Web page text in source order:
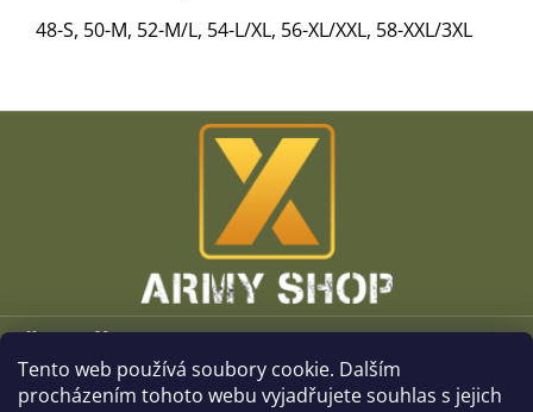
Tento web používá soubory cookie. Dalším
procházením tohoto webu vyjadřujete souhlas s jejich
48-S, 50-M, 52-M/L, 54-L/XL, 56-XL/XXL, 58-XXL/3XL
Z
Vše o nákupu
O společnosti